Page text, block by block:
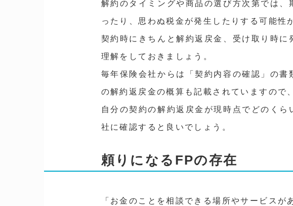
解約のタイミングや商品の選び方次第では
ったり、思わぬ税金が発生したりする可能性
契約時にきちんと解約返戻金、受け取り時に
理解をしておきましょう。
毎年保険会社からは「契約内容の確認」の
の解約返戻金の概算も記載されていますので
自分の契約の解約返戻金が現時点でどのく
社に確認すると良いでしょう。
頼りになるFPの存在
「お金のことを相談できる場所やサービスが